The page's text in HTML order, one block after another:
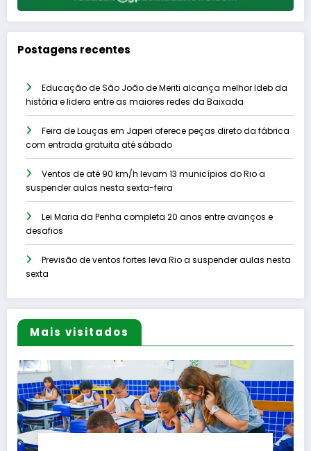
Postagens recentes
Educação de São João de Meriti alcança melhor Ideb da
história e lidera entre as maiores redes da Baixada
Feira de Louças em Japeri oferece peças direto da fábrica
com entrada gratuita até sábado
Ventos de até 90 km/h levam 13 municípios do Rio a
suspender aulas nesta sexta-feira
Lei Maria da Penha completa 20 anos entre avanços e
desafios
Previsão de ventos fortes leva Rio a suspender aulas nesta
sexta
Mais visitados